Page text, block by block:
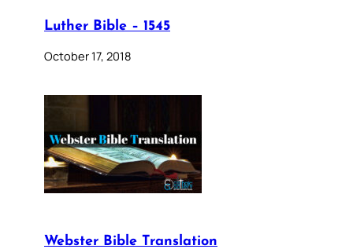
Luther Bible – 1545
October 17, 2018
Webster Bible Translation